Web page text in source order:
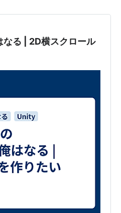
なる | 2D横スクロール